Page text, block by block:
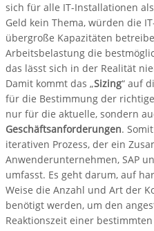
sich für alle IT-Installationen
Geld kein Thema, würden die
übergroße Kapazitäten
Arbeitsbelastung die
das lässt sich in der Realität
Damit kommt das „Sizing“ auf
für die Bestimmung der
nur für die aktuelle, sondern
Geschäftsanforderungen.
iterativen Prozess, der ein
Anwenderunternehmen, SAP
umfasst. Es geht darum, auf
Weise die Anzahl und Art der
benötigt werden, um den
Reaktionszeit einer